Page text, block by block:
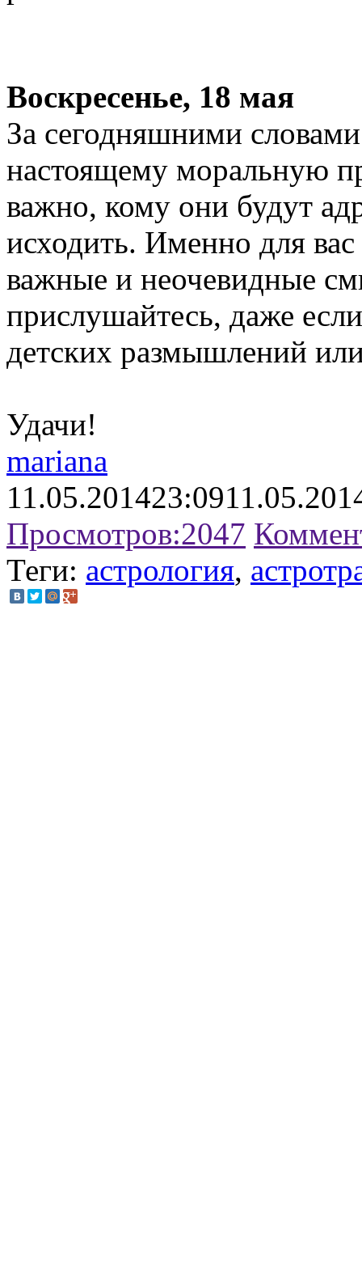
Воскресенье, 18 мая
За сегодняшними
настоящему моральную
важно, кому они будут
исходить. Именно для
важные и неочевидные
прислушайтесь, даже
детских размышлений
Удачи!
mariana
11.05.201423:09
Просмотров:2047
Теги: астрология,